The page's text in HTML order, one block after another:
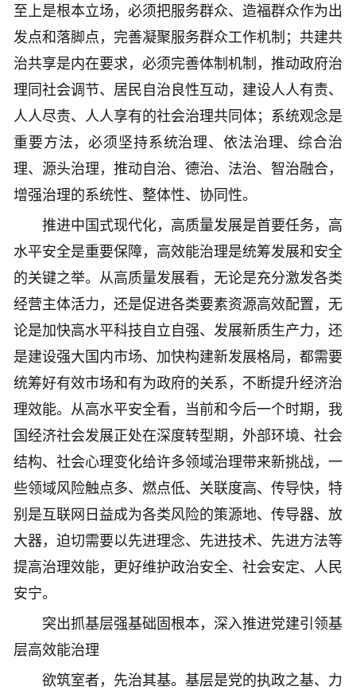
至上是根本立场，必须把服务群众、造福群众作为出
发点和落脚点，完善凝聚服务群众工作机制；共建共
治共享是内在要求，必须完善体制机制，推动政府治
理同社会调节、居民自治良性互动，建设人人有责、
人人尽责、人人享有的社会治理共同体；系统观念是
重要方法，必须坚持系统治理、依法治理、综合治
理、源头治理，推动自治、德治、法治、智治融合，
增强治理的系统性、整体性、协同性。
推进中国式现代化，高质量发展是首要任务，高
水平安全是重要保障，高效能治理是统筹发展和安全
的关键之举。从高质量发展看，无论是充分激发各类
经营主体活力，还是促进各类要素资源高效配置，无
论是加快高水平科技自立自强、发展新质生产力，还
是建设强大国内市场、加快构建新发展格局，都需要
统筹好有效市场和有为政府的关系，不断提升经济治
理效能。从高水平安全看，当前和今后一个时期，我
国经济社会发展正处在深度转型期，外部环境、社会
结构、社会心理变化给许多领域治理带来新挑战，一
些领域风险触点多、燃点低、关联度高、传导快，特
别是互联网日益成为各类风险的策源地、传导器、放
大器，迫切需要以先进理念、先进技术、先进方法等
提高治理效能，更好维护政治安全、社会安定、人民
安宁。
突出抓基层强基础固根本，深入推进党建引领基
层高效能治理
欲筑室者，先治其基。基层是党的执政之基、力